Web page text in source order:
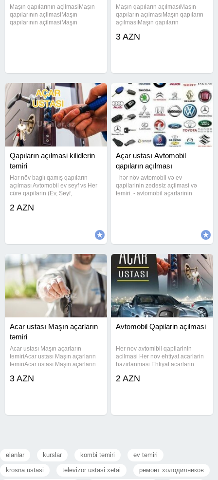
Maşın qapılarının açilmasiMaşın
qapılarının açilmasiMaşın
qapılarının açilmasiMaşın
Maşın qapıların açılmasıMaşın
qapıların açılmasıMaşın qapıların
açılmasıMaşın qapıların
açılmasıMaşın qapıların
3 AZN
Qapıların açılmasi kilidlerin
təmiri
Hər növ baglı qamış qapıların
açılması Avtomobil ev seyf vs Her
cüre qapilarin (Ev, Seyf,
olunmasi, Qiymet gorduyumuz ise
2 AZN
Açar ustası Avtomobil
qapıların açılması
- hər növ avtomobil və ev
qapilarinin zədəsiz açilmasi və
təmiri. - avtomobil açarlarinin
Acar ustası Maşın açarların
təmiri
Acar ustası Maşın açarların
təmiriAcar ustası Maşın açarların
təmiriAcar ustası Maşın açarların
təmiriAcar ustası Maşın açarların
3 AZN
Avtomobil Qapilarin açilmasi
Her nov avtomibil qapilarinin
acilmasi Her nov ehtiyat acarlarin
hazirlanmasi Ehtiyat acarlarin
edilmesi #acar #cilinger
2 AZN
elanlar kurslar kombi temiri ev temiri
krosna ustasi televizor ustasi xetai ремонт холодилников